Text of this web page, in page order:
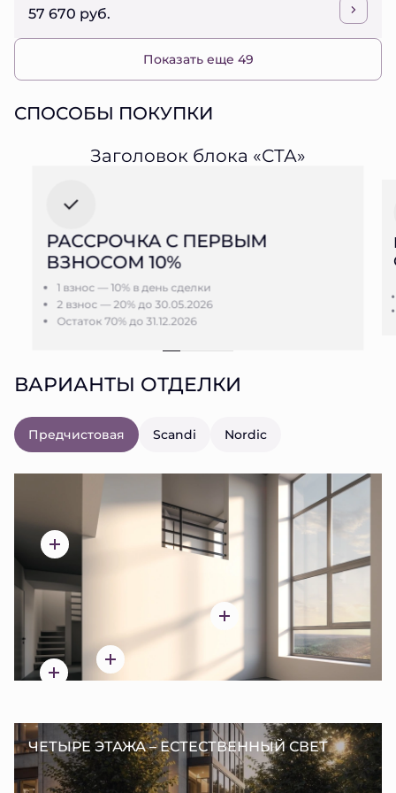
57 670 руб.
Показать еще 49
СПОСОБЫ ПОКУПКИ
Заголовок блока «СТА»
РАССРОЧКА С ПЕРВЫМ
ВЗНОСОМ 10%
1 взнос — 10% в день сделки
2 взнос — 20% до 30.05.2026
Остаток 70% до 31.12.2026
ВАРИАНТЫ ОТДЕЛКИ
Предчистовая Scandi Nordic
ЧЕТЫРЕ ЭТАЖА – ЕСТЕСТВЕННЫЙ СВЕТ